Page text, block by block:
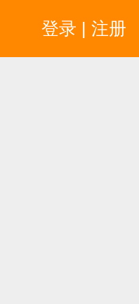
登录 | 注册